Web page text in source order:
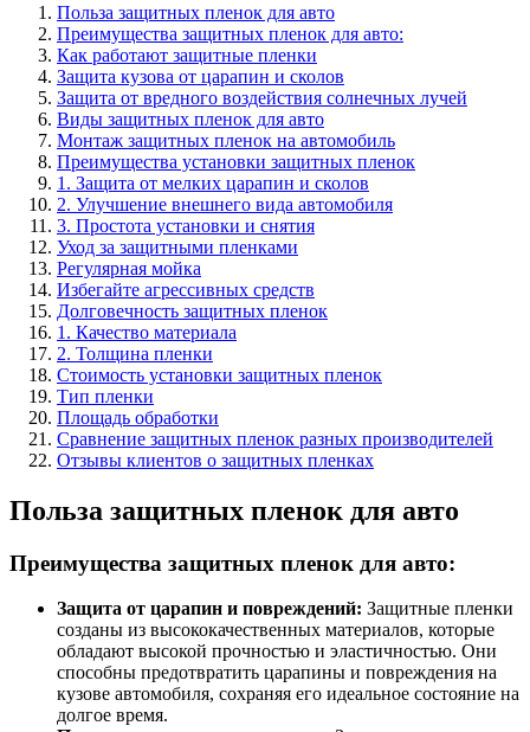
Польза защитных пленок для авто
Преимущества защитных пленок для авто:
Как работают защитные пленки
Защита кузова от царапин и сколов
Защита от вредного воздействия солнечных лучей
Виды защитных пленок для авто
Монтаж защитных пленок на автомобиль
Преимущества установки защитных пленок
1. Защита от мелких царапин и сколов
2. Улучшение внешнего вида автомобиля
3. Простота установки и снятия
Уход за защитными пленками
Регулярная мойка
Избегайте агрессивных средств
Долговечность защитных пленок
1. Качество материала
2. Толщина пленки
Стоимость установки защитных пленок
Тип пленки
Площадь обработки
Сравнение защитных пленок разных производителей
Отзывы клиентов о защитных пленках
Польза защитных пленок для авто
Преимущества защитных пленок для авто:
Защита от царапин и повреждений: Защитные пленки
созданы из высококачественных материалов, которые
обладают высокой прочностью и эластичностью. Они
способны предотвратить царапины и повреждения на
кузове автомобиля, сохраняя его идеальное состояние на
долгое время.